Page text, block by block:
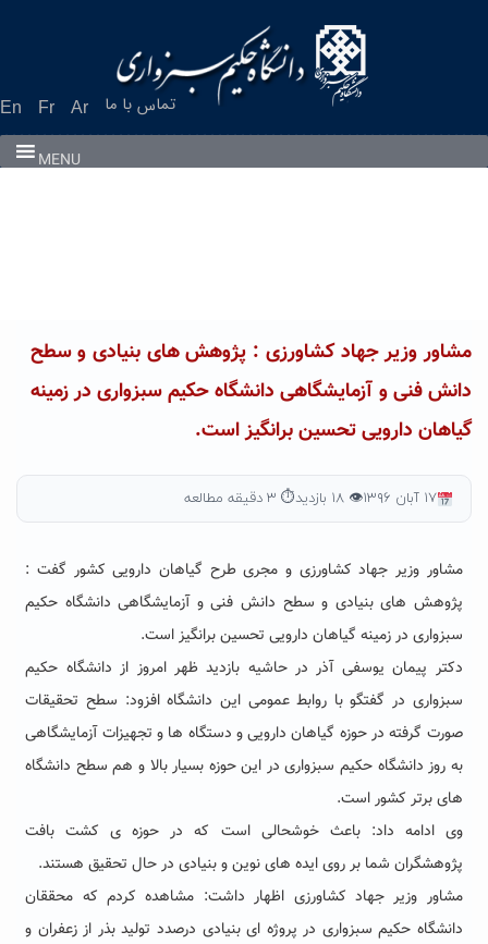
En Fr Ar تماس با ما
MENU
مشاور وزیر جهاد کشاورزی : پژوهش های بنیادی و سطح
دانش فنی و آزمایشگاهی دانشگاه حکیم سبزواری در زمینه
گیاهان دارویی تحسین برانگیز است.
۱۷ آبان ۱۳۹۶ 👁 ۱۸ بازدید ⏱ ۳ دقیقه مطالعه
مشاور وزیر جهاد کشاورزی و مجری طرح گیاهان دارویی کشور گفت :
پژوهش های بنیادی و سطح دانش فنی و آزمایشگاهی دانشگاه حکیم
سبزواری در زمینه گیاهان دارویی تحسین برانگیز است.
دکتر پیمان یوسفی آذر در حاشیه بازدید ظهر امروز از دانشگاه حکیم
سبزواری در گفتگو با روابط عمومی این دانشگاه افزود: سطح تحقیقات
صورت گرفته در حوزه گیاهان دارویی و دستگاه ها و تجهیزات آزمایشگاهی
به روز دانشگاه حکیم سبزواری در این حوزه بسیار بالا و هم سطح دانشگاه
های برتر کشور است.
وی ادامه داد: باعث خوشحالی است که در حوزه ی کشت بافت
پژوهشگران شما بر روی ایده های نوین و بنیادی در حال تحقیق هستند.
مشاور وزیر جهاد کشاورزی اظهار داشت: مشاهده کردم که محققان
دانشگاه حکیم سبزواری در پروژه ای بنیادی درصدد تولید بذر از زعفران و